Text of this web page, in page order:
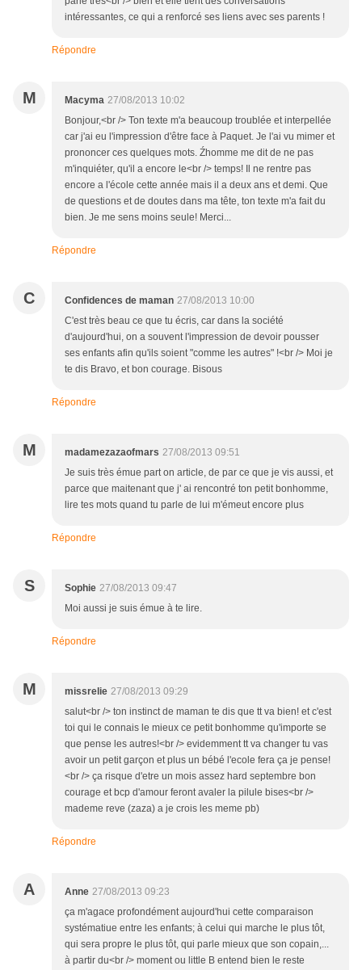
intéressantes, ce qui a renforcé ses liens avec ses parents !
Répondre
M Macyma 27/08/2013 10:02
Bonjour,<br /> Ton texte m'a beaucoup troublée et interpellée
car j'ai eu l'impression d'être face à Paquet. Je l'ai vu mimer et
prononcer ces quelques mots. Źhomme me dit de ne pas
m'inquiéter, qu'il a encore le<br /> temps! Il ne rentre pas
encore a l'école cette année mais il a deux ans et demi. Que
de questions et de doutes dans ma tête, ton texte m'a fait du
bien. Je me sens moins seule! Merci...
Répondre
C Confidences de maman 27/08/2013 10:00
C'est très beau ce que tu écris, car dans la société
d'aujourd'hui, on a souvent l'impression de devoir pousser
ses enfants afin qu'ils soient "comme les autres" !<br /> Moi je
te dis Bravo, et bon courage. Bisous
Répondre
M madamezazaofmars 27/08/2013 09:51
Je suis très émue part on article, de par ce que je vis aussi, et
parce que maitenant que j' ai rencontré ton petit bonhomme,
lire tes mots quand tu parle de lui m'émeut encore plus
Répondre
S Sophie 27/08/2013 09:47
Moi aussi je suis émue à te lire.
Répondre
M missrelie 27/08/2013 09:29
salut<br /> ton instinct de maman te dis que tt va bien! et c'est
toi qui le connais le mieux ce petit bonhomme qu'importe se
que pense les autres!<br /> evidemment tt va changer tu vas
avoir un petit garçon et plus un bébé l'ecole fera ça je pense!
<br /> ça risque d'etre un mois assez hard septembre bon
courage et bcp d'amour feront avaler la pilule bises<br />
mademe reve (zaza) a je crois les meme pb)
Répondre
A Anne 27/08/2013 09:23
ça m'agace profondément aujourd'hui cette comparaison
systématiue entre les enfants; à celui qui marche le plus tôt,
qui sera propre le plus tôt, qui parle mieux que son copain,...
à partir du<br /> moment ou little B entend bien le reste